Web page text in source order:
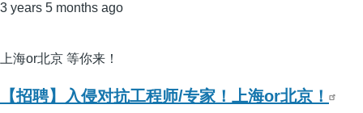
3 years 5 months ago
上海or北京 等你来！
【招聘】入侵对抗工程师/专家！上海or北京！